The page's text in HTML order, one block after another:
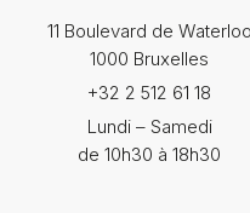
11 Boulevard de Waterloo
1000 Bruxelles
+32 2 512 61 18
Lundi – Samedi
de 10h30 à 18h30